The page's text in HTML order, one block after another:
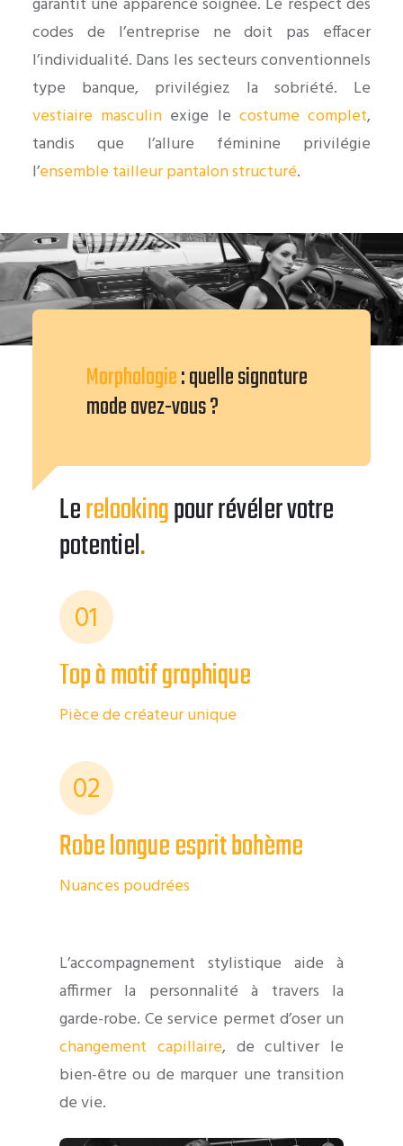
codes de l’entreprise ne doit pas effacer
l’individualité. Dans les secteurs conventionnels
type banque, privilégiez la sobriété. Le
vestiaire masculin exige le costume complet,
tandis que l’allure féminine privilégie
l’ensemble tailleur pantalon structuré.
Morphologie: quelle signature
mode avez-vous ?
Lerelookingpour révéler votre
potentiel.
01
Top à motif graphique
Pièce de créateur unique
02
Robe longue esprit bohème
Nuances poudrées
L’accompagnement stylistique aide à
affirmer la personnalité à travers la
garde-robe. Ce service permet d’oser un
changement capillaire, de cultiver le
bien-être ou de marquer une transition
de vie.